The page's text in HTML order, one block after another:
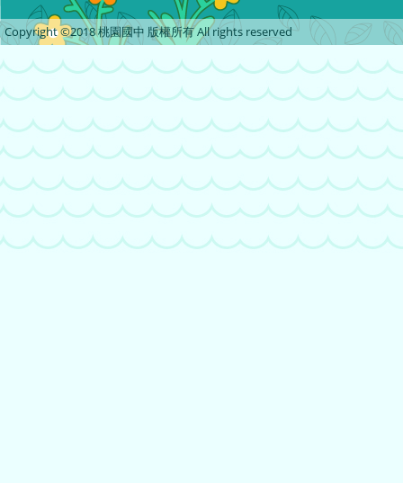
Copyright ©2018 桃園國中 版權所有 All rights reserved